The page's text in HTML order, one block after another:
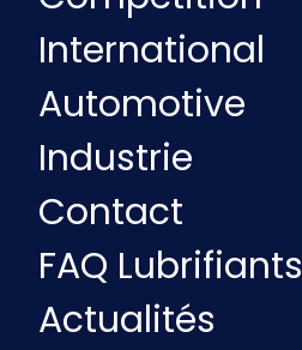
International
Automotive
Industrie
Contact
FAQ Lubrifiants
Actualités